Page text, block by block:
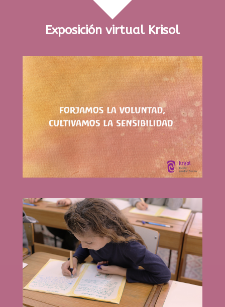
Exposición virtual Krisol